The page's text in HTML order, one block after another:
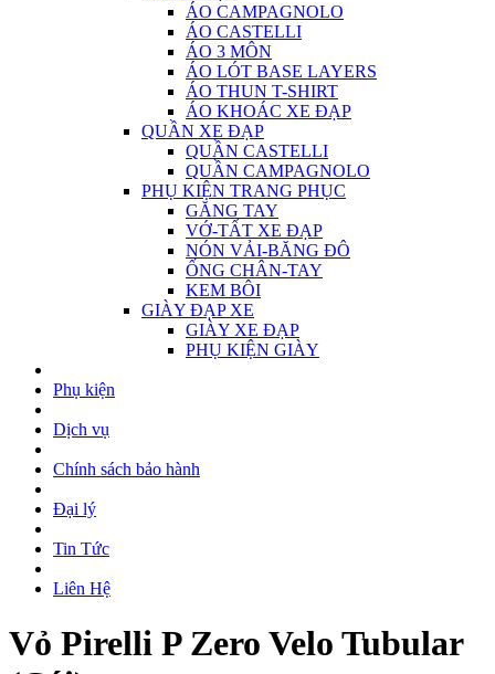
ÁO CAMPAGNOLO
ÁO CASTELLI
ÁO 3 MÔN
ÁO LÓT BASE LAYERS
ÁO THUN T-SHIRT
ÁO KHOÁC XE ĐẠP
QUẦN XE ĐẠP
QUẦN CASTELLI
QUẦN CAMPAGNOLO
PHỤ KIỆN TRANG PHỤC
GĂNG TAY
VỚ-TẤT XE ĐẠP
NÓN VẢI-BĂNG ĐÔ
ỐNG CHÂN-TAY
KEM BÔI
GIÀY ĐẠP XE
GIÀY XE ĐẠP
PHỤ KIỆN GIÀY
Phụ kiện
Dịch vụ
Chính sách bảo hành
Đại lý
Tin Tức
Liên Hệ
Vỏ Pirelli P Zero Velo Tubular